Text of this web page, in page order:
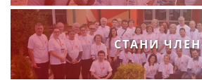
СТАНИ ЧЛЕН